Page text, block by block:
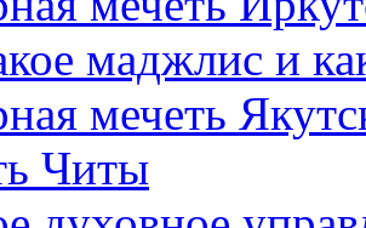
маджлис и
мечеть
Читы